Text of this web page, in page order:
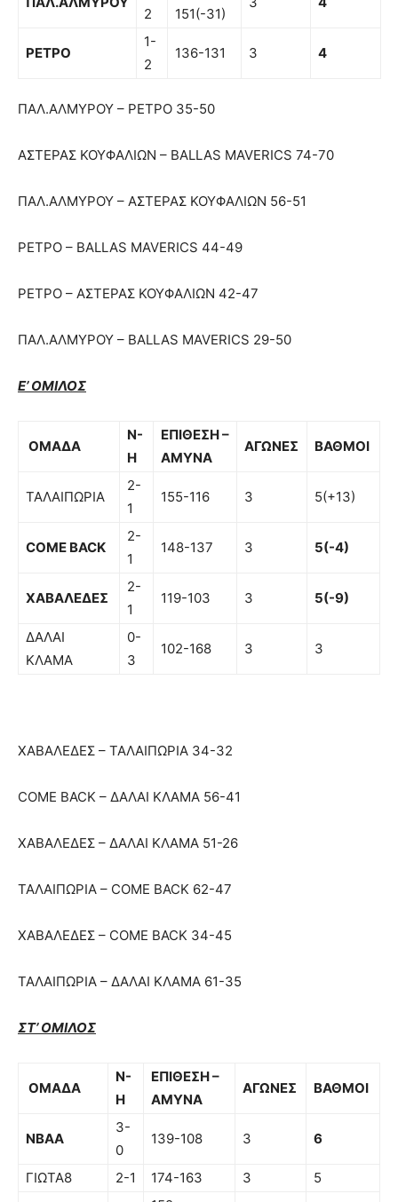
2
151(-31)
ΡΕΤΡΟ
1-
2
136-131 3 4
ΠΑΛ.ΑΛΜΥΡΟΥ – ΡΕΤΡΟ 35-50
ΑΣΤΕΡΑΣ ΚΟΥΦΑΛΙΩΝ – BALLAS MAVERICS 74-70
ΠΑΛ.ΑΛΜΥΡΟΥ – ΑΣΤΕΡΑΣ ΚΟΥΦΑΛΙΩΝ 56-51
ΡΕΤΡΟ – BALLAS MAVERICS 44-49
ΡΕΤΡΟ – ΑΣΤΕΡΑΣ ΚΟΥΦΑΛΙΩΝ 42-47
ΠΑΛ.ΑΛΜΥΡΟΥ – BALLAS MAVERICS 29-50
Ε’ ΟΜΙΛΟΣ
ΟΜΑΔΑ
Ν-
Η
ΕΠΙΘΕΣΗ –
ΑΜΥΝΑ
ΑΓΩΝΕΣ ΒΑΘΜΟΙ
ΤΑΛΑΙΠΩΡΙΑ
2-
1
155-116 3 5(+13)
COME BACK
2-
1
148-137 3 5(-4)
ΧΑΒΑΛΕΔΕΣ
2-
1
119-103 3 5(-9)
ΔΑΛΑΙ
ΚΛΑΜΑ
0-
3
102-168 3 3
ΧΑΒΑΛΕΔΕΣ – ΤΑΛΑΙΠΩΡΙΑ 34-32
COME BACK – ΔΑΛΑΙ ΚΛΑΜΑ 56-41
ΧΑΒΑΛΕΔΕΣ – ΔΑΛΑΙ ΚΛΑΜΑ 51-26
ΤΑΛΑΙΠΩΡΙΑ – COME BACK 62-47
ΧΑΒΑΛΕΔΕΣ – COME BACK 34-45
ΤΑΛΑΙΠΩΡΙΑ – ΔΑΛΑΙ ΚΛΑΜΑ 61-35
ΣΤ’ ΟΜΙΛΟΣ
ΟΜΑΔΑ
Ν-
Η
ΕΠΙΘΕΣΗ –
ΑΜΥΝΑ
ΑΓΩΝΕΣ ΒΑΘΜΟΙ
ΝΒΑΑ
3-
0
139-108 3 6
ΓΙΩΤΑ8 2-1 174-163 3
5